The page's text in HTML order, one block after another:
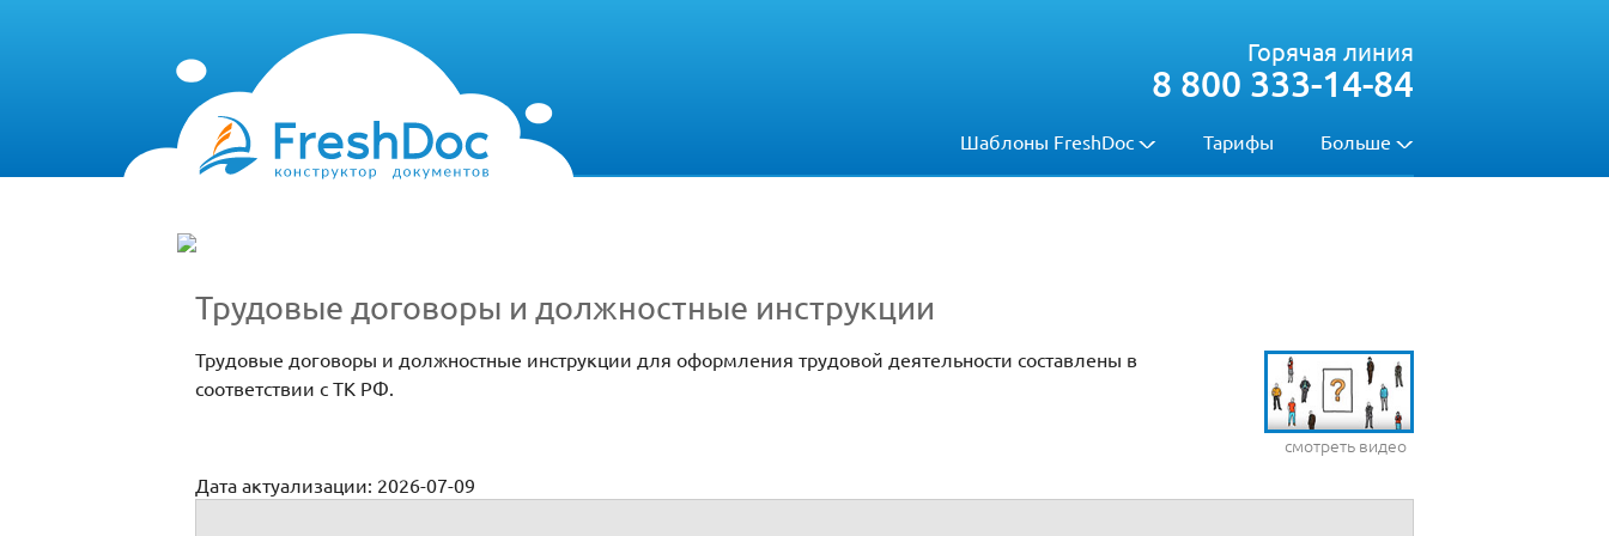
Шаблоны FreshDoc Тарифы Больше
Горячая линия
8 800 333-14-84
Трудовые договоры и должностные инструкции
смотреть видео
Трудовые договоры и должностные инструкции для оформления трудовой деятельности составлены в
соответствии с ТК РФ.
Дата актуализации: 2026-07-09